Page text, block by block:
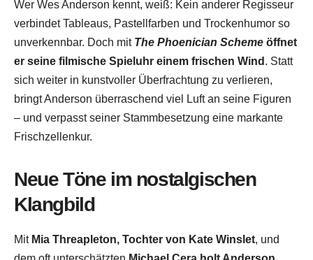
Wer Wes Anderson kennt, weiß: Kein anderer Regisseur
verbindet Tableaus, Pastellfarben und Trockenhumor so
unverkennbar. Doch mit The Phoenician Scheme öffnet
er seine filmische Spieluhr einem frischen Wind . Statt
sich weiter in kunstvoller Überfrachtung zu verlieren,
bringt Anderson überraschend viel Luft an seine Figuren
– und verpasst seiner Stammbesetzung eine markante
Frischzellenkur.
Neue Töne im nostalgischen
Klangbild
Mit Mia Threapleton, Tochter von Kate Winslet, und